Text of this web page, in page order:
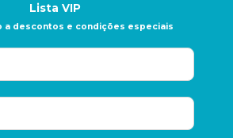
Lista VIP
a descontos e condições especiais